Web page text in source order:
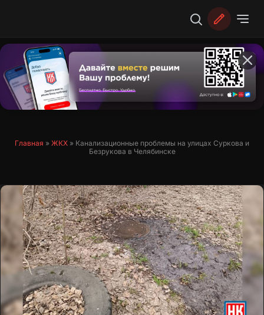
Главная » ЖКХ » Канализационные проблемы на улицах Суркова и
Безрукова в Челябинске